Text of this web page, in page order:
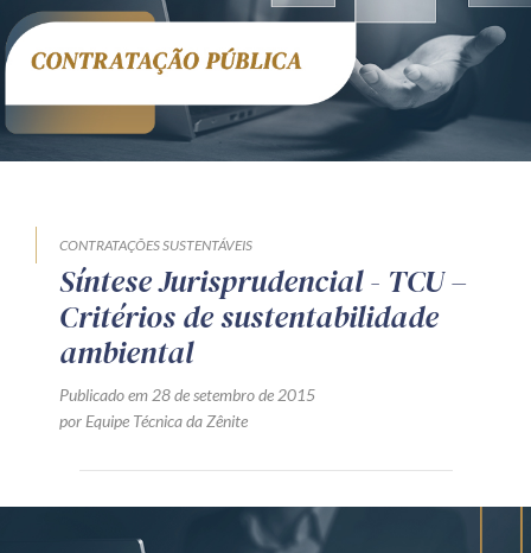
CONTRATAÇÕES SUSTENTÁVEIS
Síntese Jurisprudencial - TCU –
Critérios de sustentabilidade
ambiental
Publicado em 28 de setembro de 2015
por Equipe Técnica da Zênite